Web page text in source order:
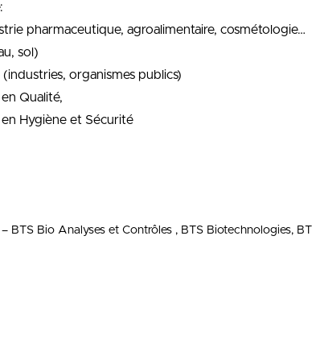
pharmaceutique, agroalimentaire, cosmétologie…
sol)
organismes publics)
Qualité,
en Hygiène et Sécurité
BTS Bio Analyses et Contrôles , BTS Biotechnologies,